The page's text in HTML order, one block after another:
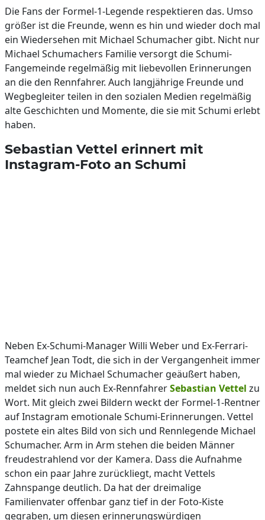
Die Fans der Formel-1-Legende respektieren das. Umso
größer ist die Freunde, wenn es hin und wieder doch mal
ein Wiedersehen mit Michael Schumacher gibt. Nicht nur
Michael Schumachers Familie versorgt die Schumi-
Fangemeinde regelmäßig mit liebevollen Erinnerungen
an die den Rennfahrer. Auch langjährige Freunde und
Wegbegleiter teilen in den sozialen Medien regelmäßig
alte Geschichten und Momente, die sie mit Schumi erlebt
haben.
Sebastian Vettel erinnert mit
Instagram-Foto an Schumi
Neben Ex-Schumi-Manager Willi Weber und Ex-Ferrari-
Teamchef Jean Todt, die sich in der Vergangenheit immer
mal wieder zu Michael Schumacher geäußert haben,
meldet sich nun auch Ex-RennfahrerSebastian Vettel zu
Wort. Mit gleich zwei Bildern weckt der Formel-1-Rentner
auf Instagram emotionale Schumi-Erinnerungen. Vettel
postete ein altes Bild von sich und Rennlegende Michael
Schumacher. Arm in Arm stehen die beiden Männer
freudestrahlend vor der Kamera. Dass die Aufnahme
schon ein paar Jahre zurückliegt, macht Vettels
Zahnspange deutlich. Da hat der dreimalige
Familienvater offenbar ganz tief in der Foto-Kiste
gegraben, um diesen erinnerungswürdigen